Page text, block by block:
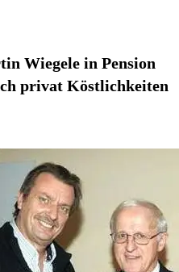
Wiegele in Pension
privat Köstlichkeiten